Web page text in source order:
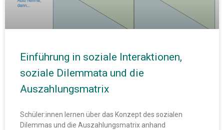
Einführung in soziale Interaktionen,
soziale Dilemmata und die
Auszahlungsmatrix
Schüler:innen lernen über das Konzept des sozialen
Dilemmas und die Auszahlungsmatrix anhand